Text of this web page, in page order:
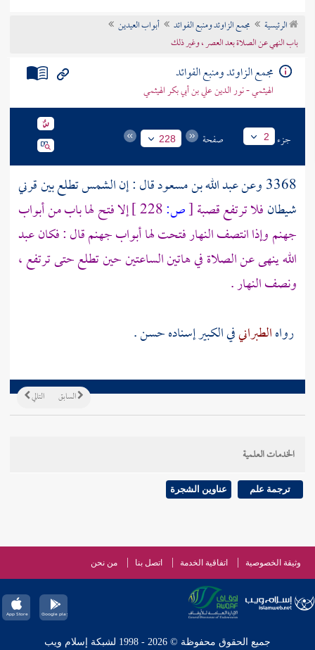
تراجم الأعلام
الرئيسية مجمع الزاوئد ومنبع الفوائد
أبواب العيدين
باب النهي عن الصلاة بعد العصر ، وغير ذلك
مجمع الزاوئد ومنبع الفوائد
الهيثمي - نور الدين علي بن أبي بكر الهيثمي
جزء 2 صفحة 228
3368 وعن عبد الله بن مسعود قال : إن الشمس تطلع بين قرني
شيطانفلا ترتفع قصبة[ص:
إلا فتح لها باب من أبواب
جهنم وإذا انتصف النهار فتحت لها أبواب جهنم قال : فكان عبد
الله ينهى عن الصلاة في هاتين الساعتين حين تطلع حتى ترتفع ،
ونصف النهار .
رواهالطبرانيفي الكبير إسناده حسن .
التالي السابق
الخدمات العلمية
ترجمة علم عناوين الشجرة
وثيقة الخصوصية اتفاقية الخدمة اتصل بنا من نحن
جميع الحقوق محفوظة © 2026 - 1998 لشبكة إسلام ويب